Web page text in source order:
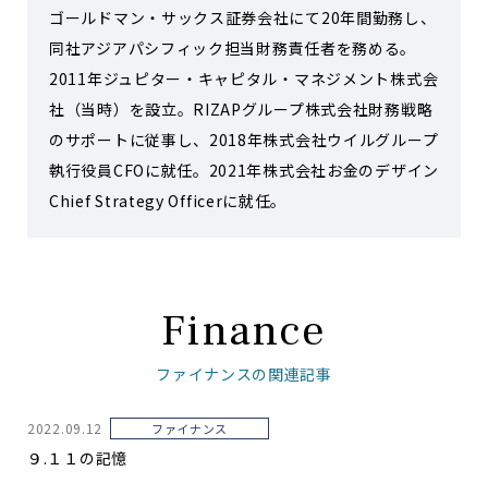
ゴールドマン・サックス証券会社にて20年間勤務し、
同社アジアパシフィック担当財務責任者を務める。
2011年ジュピター・キャピタル・マネジメント株式会
社（当時）を設立。RIZAPグループ株式会社財務戦略
のサポートに従事し、2018年株式会社ウイルグループ
執行役員CFOに就任。2021年株式会社お金のデザイン
Chief Strategy Officerに就任。
Finance
ファイナンスの関連記事
2022.09.12 ファイナンス
９.１１の記憶